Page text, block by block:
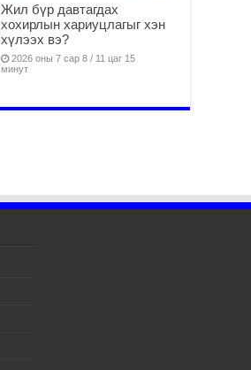
Жил бүр давтагдах
хохирлын хариуцлагыг хэн
хүлээх вэ?
2026 оны 7 сар 8 / 11 цаг 15
минут